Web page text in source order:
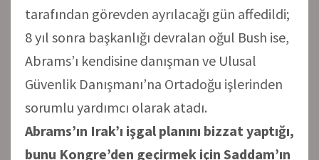
tarafından görevden ayrılacağı gün affedildi;
8 yıl sonra başkanlığı devralan oğul Bush ise,
Abrams’ı kendisine danışman ve Ulusal
Güvenlik Danışmanı’na Ortadoğu işlerinden
sorumlu yardımcı olarak atadı.
Abrams’ın Irak’ı işgal planını bizzat yaptığı,
bunu Kongre’den geçirmek için Saddam’ın